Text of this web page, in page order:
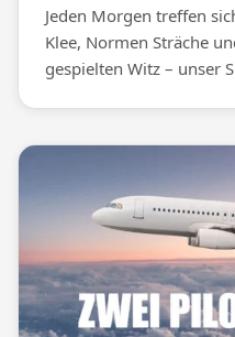
Jeden Morgen treffen
Klee, Normen Sträche
gespielten Witz – unser